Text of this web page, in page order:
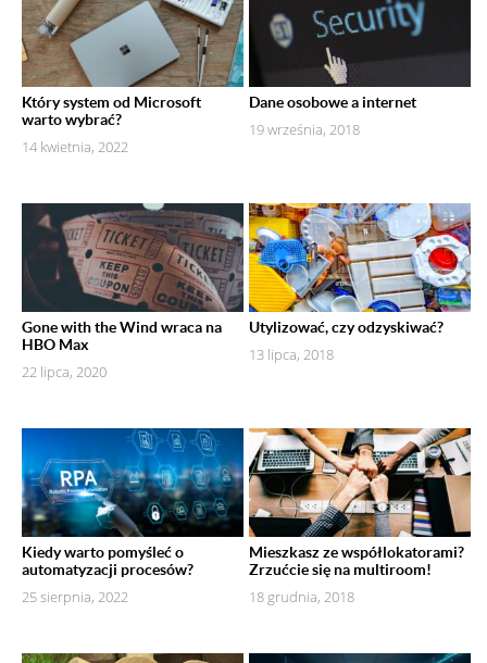
Który system od Microsoft
warto wybrać?
14 kwietnia, 2022
Dane osobowe a internet
19 września, 2018
Gone with the Wind wraca na
HBO Max
22 lipca, 2020
Utylizować, czy odzyskiwać?
13 lipca, 2018
Kiedy warto pomyśleć o
automatyzacji procesów?
25 sierpnia, 2022
Mieszkasz ze współlokatorami?
Zrzućcie się na multiroom!
18 grudnia, 2018